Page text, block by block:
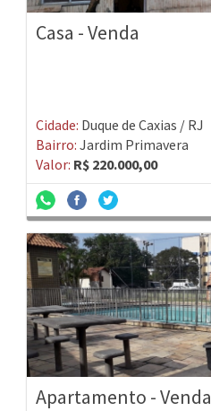
Casa - Venda
Cidade: Duque de Caxias / RJ
Bairro: Jardim Primavera
Valor: R$ 220.000,00
Apartamento - Venda